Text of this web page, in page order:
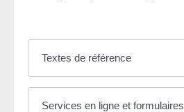
Textes de référence
Services en ligne et formulaires